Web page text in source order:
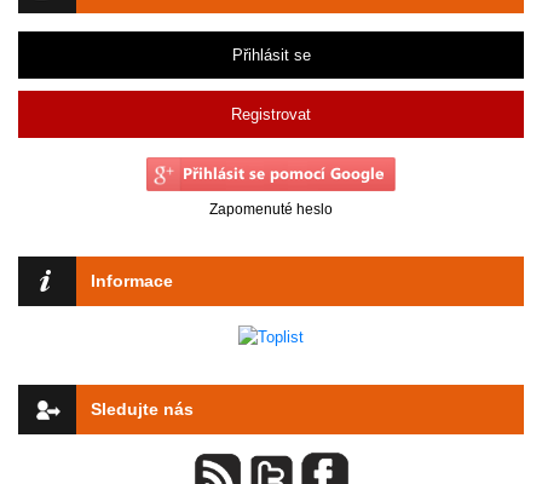
Přihlásit se
Registrovat
Zapomenuté heslo
Informace
Sledujte nás